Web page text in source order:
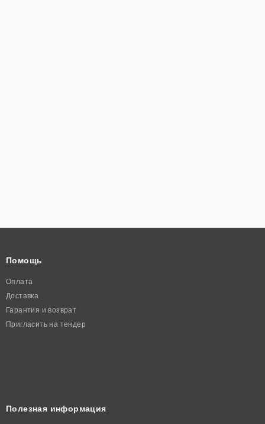
Помощь
Оплата
Доставка
Гарантия и возврат
Пригласить на тендер
Полезная информация